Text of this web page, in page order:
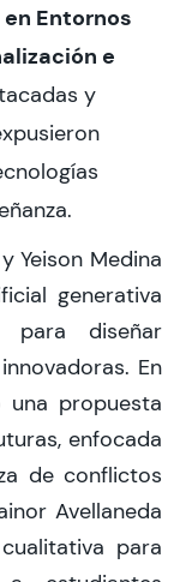
Entornos
e
y
Yeison Medina
generativa
para diseñar
En
una propuesta
enfocada
de conflictos
Avellaneda
para